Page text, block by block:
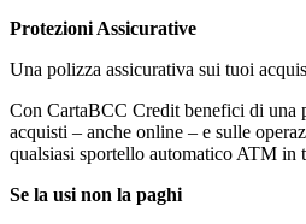
Protezioni Assicurative
Una polizza assicurativa sui tuoi
Con CartaBCC Credit benefici di una
acquisti – anche online – e sulle
qualsiasi sportello automatico ATM in
Se la usi non la paghi